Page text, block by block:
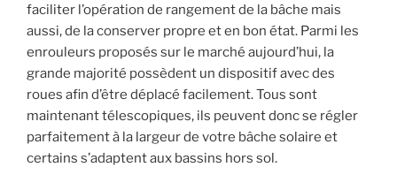
faciliter l’opération de rangement de la bâche mais
aussi, de la conserver propre et en bon état. Parmi les
enrouleurs proposés sur le marché aujourd’hui, la
grande majorité possèdent un dispositif avec des
roues afin d’être déplacé facilement. Tous sont
maintenant télescopiques, ils peuvent donc se régler
parfaitement à la largeur de votre bâche solaire et
certains s’adaptent aux bassins hors sol.